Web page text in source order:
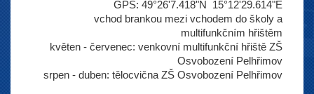
GPS: 49°26'7.418"N 15°12'29.614"E
vchod brankou mezi vchodem do školy a
multifunkčním hřištěm
květen - červenec: venkovní multifunkční hřiště ZŠ
Osvobození Pelhřimov
srpen - duben: tělocvična ZŠ Osvobození Pelhřimov